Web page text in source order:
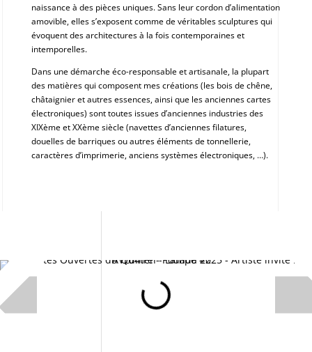
naissance à des pièces uniques. Sans leur cordon d’alimentation
amovible, elles s’exposent comme de véritables sculptures qui
évoquent des architectures à la fois contemporaines et
intemporelles.
Dans une démarche éco-responsable et artisanale, la plupart
des matières qui composent mes créations (les bois de chêne,
châtaignier et autres essences, ainsi que les anciennes cartes
électroniques) sont toutes issues d’anciennes industries des
XIXème et XXème siècle (navettes d’anciennes filatures,
douelles de barriques ou autres éléments de tonnellerie,
caractères d’imprimerie, anciens systèmes électroniques, …).